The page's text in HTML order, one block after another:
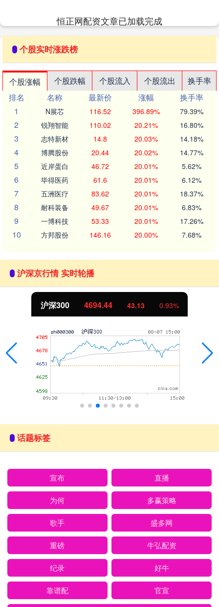
恒正网配资文章已加载完成
个股实时涨跌榜
个股涨幅 个股跌幅 个股流入 个股流出
换手率
排名
名称 最新价 涨幅
换手率
1
N展芯 116.52 396.89% 79.39%
2 锐翔智能 110.02 20.21% 16.80%
3 志特新材 14.8 20.03% 14.18%
4 博腾股份 20.44 20.02% 14.77%
5 近岸蛋白 46.72 20.01% 5.62%
6 毕得医药 61.6 20.01% 6.12%
7 五洲医疗 83.62 20.01% 18.37%
8 耐科装备 49.67 20.01% 6.83%
9 一博科技 53.33 20.01% 17.26%
10 方邦股份 146.16 20.00% 7.68%
沪深京行情 实时轮播
沪深300 4694.44 43.13 0.93%
话题标签
宣布 直播
为何 多赢策略
歌手 盛多网
重磅 牛弘配资
纪录 好牛
靠谱配 官宣